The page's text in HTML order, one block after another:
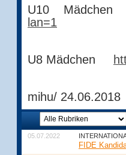
U10
lan=1
U8 Mädchen
mihu/ 24.06.2018
05.07.2022
FIDE